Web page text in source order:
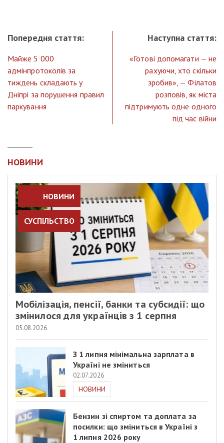
Попередня стаття:
Майже 5 000
адмінпротоколів за
тиждень складають у
Дніпрі за порушення правил
паркування
Наступна стаття:
«Готові допомагати — не
рахуючи, хто скільки
зробив», — Філатов
розповів, як міста
підтримують одне одного
під час війни
НОВИНИ
НОВИНИ
СУСПІЛЬСТВО
Мобілізація, пенсії, банки та субсидії: що
змінилося для українців з 1 серпня
05.08.2026
З 1 липня мінімальна зарплата в
Україні не зміниться
02.07.2026
НОВИНИ
Бензин зі спиртом та доплата за
посилки: що зміниться в Україні з
1 липня 2026 року